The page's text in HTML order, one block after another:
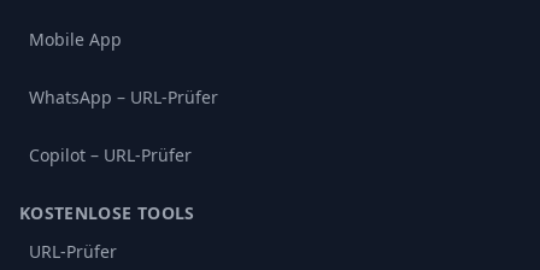
Mobile App
WhatsApp – URL-Prüfer
Copilot – URL-Prüfer
KOSTENLOSE TOOLS
URL-Prüfer